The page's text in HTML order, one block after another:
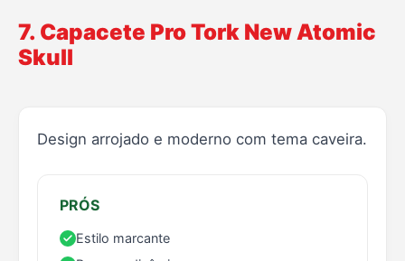
7. Capacete Pro Tork New Atomic
Skull
Design arrojado e moderno com tema caveira.
PRÓS
Estilo marcante